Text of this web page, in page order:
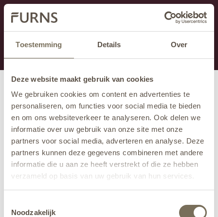
Toestemming Details Over
Deze website maakt gebruik van cookies
We gebruiken cookies om content en advertenties te
personaliseren, om functies voor social media te bieden
en om ons websiteverkeer te analyseren. Ook delen we
informatie over uw gebruik van onze site met onze
partners voor social media, adverteren en analyse. Deze
partners kunnen deze gegevens combineren met andere
informatie die u aan ze heeft verstrekt of die ze hebben
verzameld op basis van uw gebruik van hun services.
jehier.
Noodzakelijk
Dieser Abschnitt wird derzeit gewartet.
Wenn Sie Informationen vermissen, können Sie uns
unter +31 413 395 294 anrufen oder uns unter